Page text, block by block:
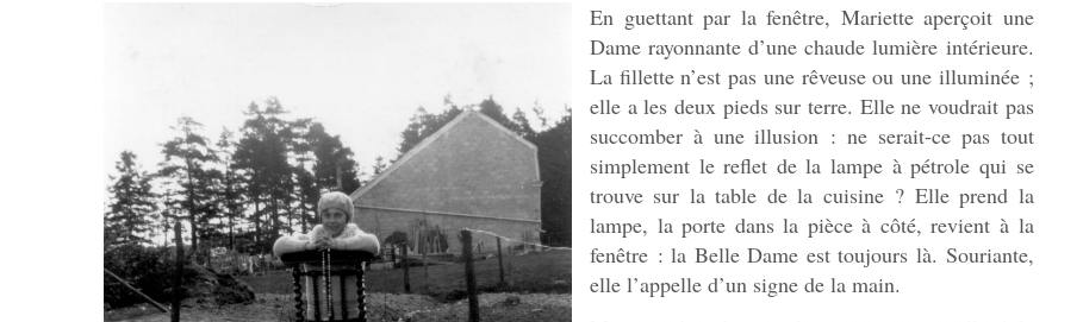
En guettant par la fenêtre, Mariette aperçoit une
Dame rayonnante d’une chaude lumière intérieure.
La fillette n’est pas une rêveuse ou une illuminée ;
elle a les deux pieds sur terre. Elle ne voudrait pas
succomber à une illusion : ne serait-ce pas tout
simplement le reflet de la lampe à pétrole qui se
trouve sur la table de la cuisine ? Elle prend la
lampe, la porte dans la pièce à côté, revient à la
fenêtre : la Belle Dame est toujours là. Souriante,
elle l’appelle d’un signe de la main.